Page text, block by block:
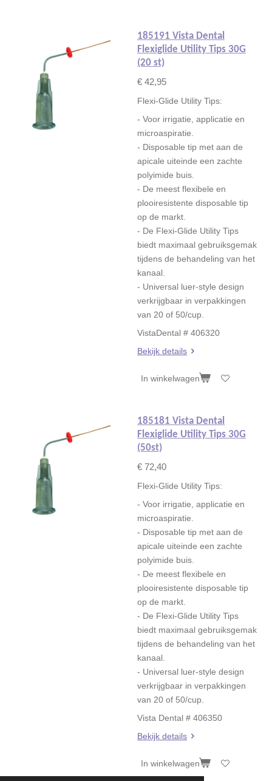
185191 Vista Dental
Flexiglide Utility Tips 30G
(20 st)
€ 42,95
Flexi-Glide Utility Tips:
- Voor irrigatie, applicatie en
microaspiratie.
- Disposable tip met aan de
apicale uiteinde een zachte
polyimide buis.
- De meest flexibele en
plooiresistente disposable tip
op de markt.
- De Flexi-Glide Utility Tips
biedt maximaal gebruiksgemak
tijdens de behandeling van het
kanaal.
- Universal luer-style design
verkrijgbaar in verpakkingen
van 20 of 50/cup.
VistaDental # 406320
Bekijk details
In winkelwagen
185181 Vista Dental
Flexiglide Utility Tips 30G
(50st)
€ 72,40
Flexi-Glide Utility Tips:
- Voor irrigatie, applicatie en
microaspiratie.
- Disposable tip met aan de
apicale uiteinde een zachte
polyimide buis.
- De meest flexibele en
plooiresistente disposable tip
op de markt.
- De Flexi-Glide Utility Tips
biedt maximaal gebruiksgemak
tijdens de behandeling van het
kanaal.
- Universal luer-style design
verkrijgbaar in verpakkingen
van 20 of 50/cup.
Vista Dental # 406350
Bekijk details
In winkelwagen